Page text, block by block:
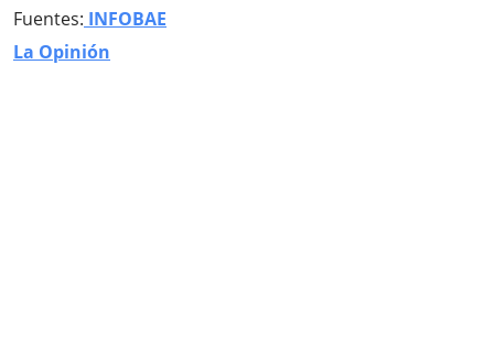
Fuentes: INFOBAE
La Opinión